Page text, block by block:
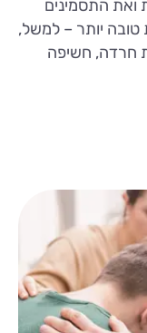
ואת התסמינים
טובה יותר – למשל,
חרדה, חשיפה